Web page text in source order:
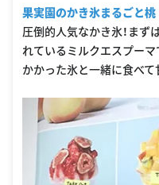
果実園のかき氷まるごと
圧倒的人気なかき氷！まず
れているミルクエスプー
かかった氷と一緒に食べて